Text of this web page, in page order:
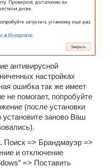
антивирусной
настройках
ошибка так же имеет
не помогает, попробуйте
(после установки
заново Ваш
Поиск => Брандмауэр =>
и отключение
=> Поставить